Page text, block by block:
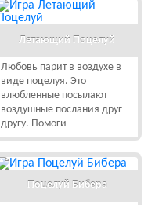
Летающий Поцелуй
Любовь парит в воздухе в
виде поцелуя. Это
влюбленные посылают
воздушные послания друг
другу. Помоги
Поцелуй Бибера